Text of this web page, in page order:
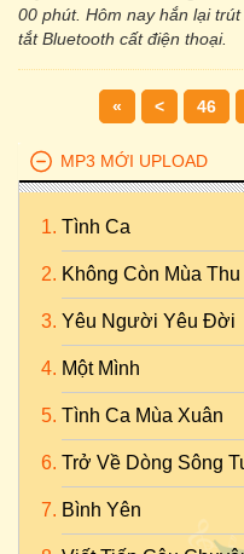
00 phút. Hôm nay hắn lại
tắt Bluetooth cất điện thoại.
« < 46
MP3 MỚI UPLOAD
Tình Ca
Không Còn Mùa Thu
Yêu Người Yêu Đời
Một Mình
Tình Ca Mùa Xuân
Trở Về Dòng Sông
Bình Yên